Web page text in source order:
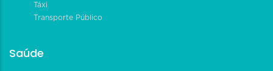
Táxi
Transporte Público
Saúde